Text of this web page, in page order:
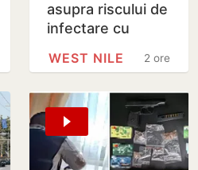
asupra riscului de
infectare cu
2 ore
WEST NILE